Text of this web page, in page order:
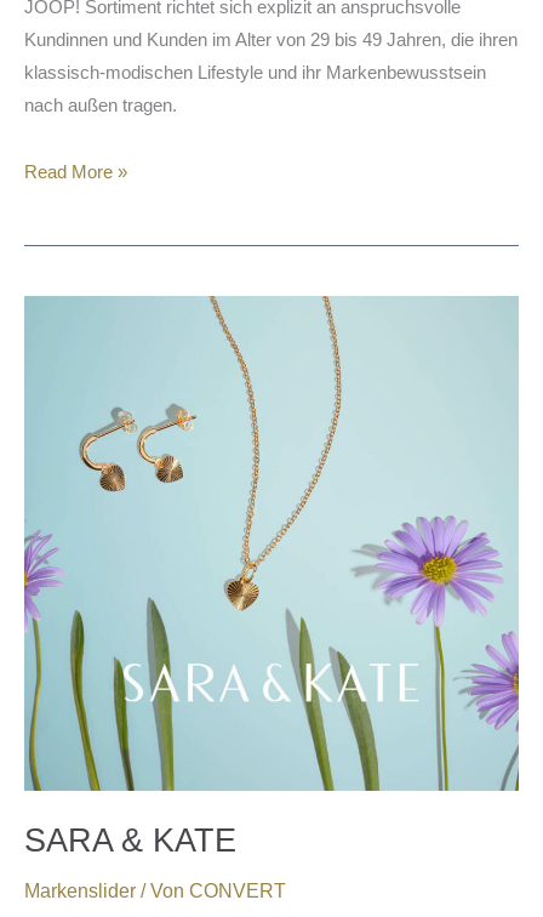
JOOP! Sortiment richtet sich explizit an anspruchsvolle
Kundinnen und Kunden im Alter von 29 bis 49 Jahren, die ihren
klassisch-modischen Lifestyle und ihr Markenbewusstsein
nach außen tragen.
Read More »
SARA & KATE
Markenslider / Von CONVERT